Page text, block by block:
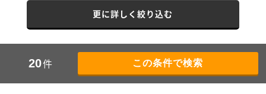
更に詳しく絞り込む
20件